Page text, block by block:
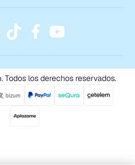
los derechos reservados.